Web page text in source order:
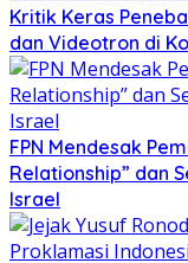
Kritik Keras
dan Videotron di
FPN Mendesak
Relationship” dan
Israel